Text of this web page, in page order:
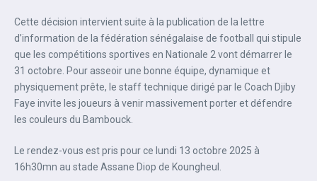
Cette décision intervient suite à la publication de la lettre
d’information de la fédération sénégalaise de football qui stipule
que les compétitions sportives en Nationale 2 vont démarrer le
31 octobre. Pour asseoir une bonne équipe, dynamique et
physiquement prête, le staff technique dirigé par le Coach Djiby
Faye invite les joueurs à venir massivement porter et défendre
les couleurs du Bambouck.‎‎
Le rendez-vous est pris pour ce lundi 13 octobre 2025 à
16h30mn au stade Assane Diop de Koungheul.‎